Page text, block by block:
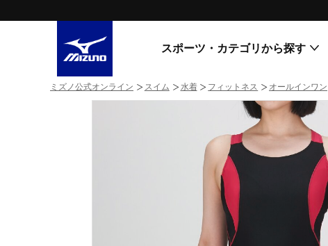
スポーツ・カテゴリから探す
スニーカー スニーカー
すべてのシリーズ
WAVE PROPHECY
MORELIA LS
WAVE RIDER
ゴアテックス
コラボレーション
ミズノ公式オンライン スイム 水着 フィットネス オールインワン